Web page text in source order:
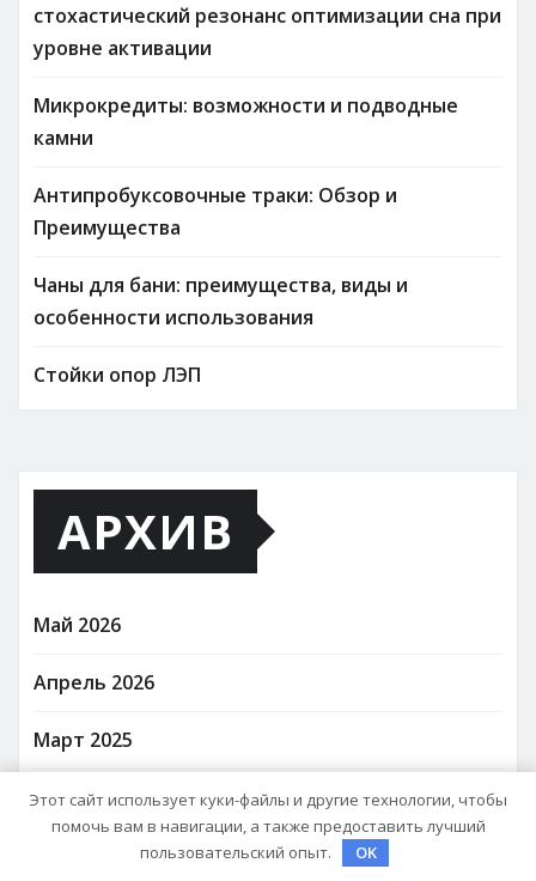
стохастический резонанс оптимизации сна при
уровне активации
Микрокредиты: возможности и подводные
камни
Антипробуксовочные траки: Обзор и
Преимущества
Чаны для бани: преимущества, виды и
особенности использования
Стойки опор ЛЭП
АРХИВ
Май 2026
Апрель 2026
Март 2025
Октябрь 2024
Август 2024
Этот сайт использует куки-файлы и другие технологии, чтобы
помочь вам в навигации, а также предоставить лучший
пользовательский опыт.
OK